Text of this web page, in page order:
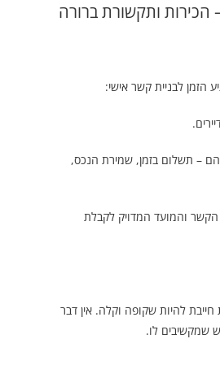
הכירות ותקשורת ברורה
הזמן לבניית קשר אישי:
– תשלום בזמן, שמירת הנכס,
הקשר והמועד המדויק לקבלת
להיות שקופה וקלה. אין דבר
שמקשיבים לו.